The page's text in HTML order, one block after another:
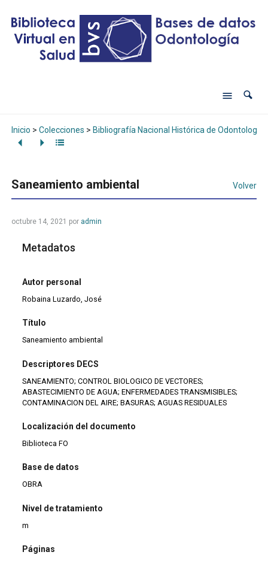
Inicio > Colecciones > Bibliografía Nacional Histórica de Odontología
Saneamiento ambiental Volver
octubre 14, 2021 por admin
Metadatos
Autor personal
Robaina Luzardo, José
Título
Saneamiento ambiental
Descriptores DECS
SANEAMIENTO; CONTROL BIOLOGICO DE VECTORES;
ABASTECIMIENTO DE AGUA; ENFERMEDADES TRANSMISIBLES;
CONTAMINACION DEL AIRE; BASURAS; AGUAS RESIDUALES
Localización del documento
Biblioteca FO
Base de datos
OBRA
Nivel de tratamiento
m
Páginas